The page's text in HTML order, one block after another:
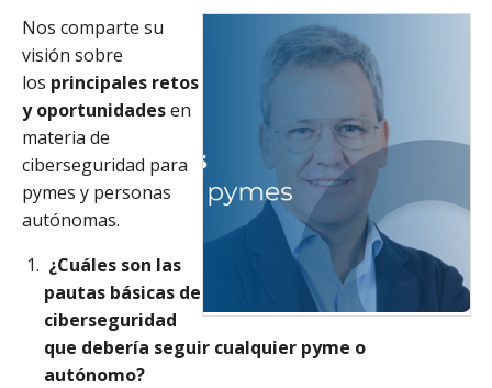
Nos comparte su
visión sobre
los principales retos
y oportunidadesen
materia de
ciberseguridad para
pymes y personas
autónomas.
¿Cuáles son las
pautas básicas de
ciberseguridad
que debería seguir cualquier pyme o
autónomo?